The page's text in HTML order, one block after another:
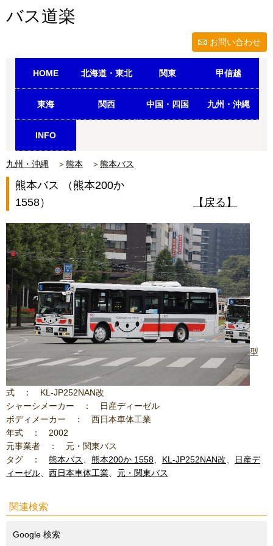
バス道楽
お問い合わせ
HOME 北海道・東北 関東 甲信越
東海 関西 中国・四国 九州・沖縄
INFO
九州・沖縄 ＞熊本 ＞熊本バス
熊本バス （熊本200か
1558）
【戻る】
型
式 ： KL-JP252NAN改
シャーシメーカー ： 日産ディーゼル
ボディメーカー ： 西日本車体工業
年式 ： 2002
元事業者 ： 元・関東バス
タグ ： 熊本バス 熊本200か 1558 KL-JP252NAN改
日産デ
ィーゼル
西日本車体工業 元・関東バス
関連検索
Google 検索